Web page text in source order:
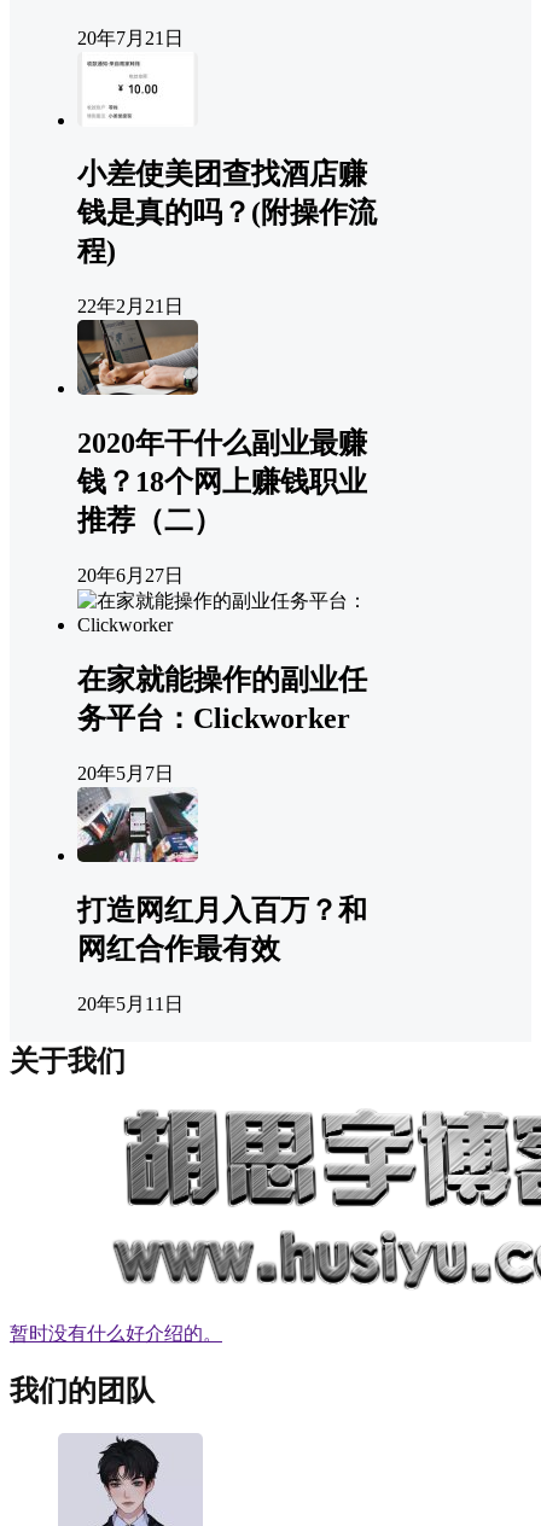
20年7月21日
小差使美团查找酒店赚
钱是真的吗？(附操作流
程)
22年2月21日
2020年干什么副业最赚
钱？18个网上赚钱职业
推荐（二）
20年6月27日
在家就能操作的副业任
务平台：Clickworker
20年5月7日
打造网红月入百万？和
网红合作最有效
20年5月11日
关于我们
暂时没有什么好介绍的。
我们的团队